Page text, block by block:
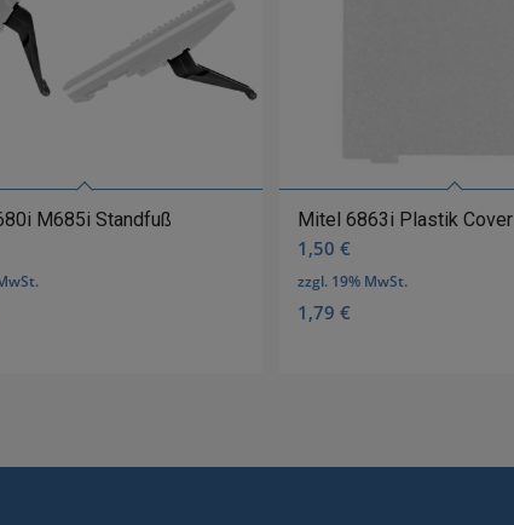
M685i Standfuß Mitel 6863i Plastik Cover
1,50€
zzgl. 19% MwSt.
1,79€